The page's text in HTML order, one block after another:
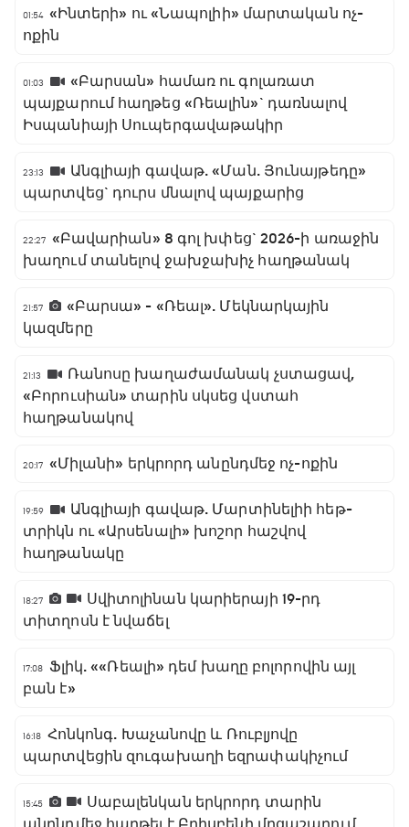
01:54 «Ինտերի» ու «Նապոլիի» մարտական ոչ-
ոքին
01:03
«Բարսան» համառ ու գոլառատ
պայքարում հաղթեց «Ռեալին»` դառնալով
Իսպանիայի Սուպերգավաթակիր
23:13
Անգլիայի գավաթ. «Ման. Յունայթեդը»
պարտվեց` դուրս մնալով պայքարից
22:27 «Բավարիան» 8 գոլ խփեց` 2026-ի առաջին
խաղում տանելով ջախջախիչ հաղթանակ
21:57
«Բարսա» - «Ռեալ». Մեկնարկային
կազմերը
21:13
Ռանոսը խաղաժամանակ չստացավ,
«Բորուսիան» տարին սկսեց վստահ
հաղթանակով
20:17 «Միլանի» երկրորդ անընդմեջ ոչ-ոքին
19:59
Անգլիայի գավաթ. Մարտինելիի հեթ-
տրիկն ու «Արսենալի» խոշոր հաշվով
հաղթանակը
18:27
Սվիտոլինան կարիերայի 19-րդ
տիտղոսն է նվաճել
17:08
Ֆլիկ. ««Ռեալի» դեմ խաղը բոլորովին այլ
բան է»
16:18 Հոնկոնգ. Խաչանովը և Ռուբլյովը
պարտվեցին զուգախաղի եզրափակիչում
15:45
Սաբալենկան երկրորդ տարին